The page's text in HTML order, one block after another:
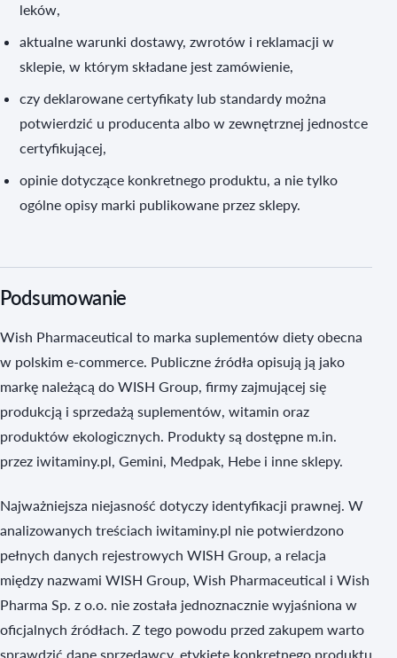
leków,
aktualne warunki dostawy, zwrotów i reklamacji w
sklepie, w którym składane jest zamówienie,
czy deklarowane certyfikaty lub standardy można
potwierdzić u producenta albo w zewnętrznej jednostce
certyfikującej,
opinie dotyczące konkretnego produktu, a nie tylko
ogólne opisy marki publikowane przez sklepy.
Podsumowanie
Wish Pharmaceutical to marka suplementów diety obecna
w polskim e-commerce. Publiczne źródła opisują ją jako
markę należącą do WISH Group, firmy zajmującej się
produkcją i sprzedażą suplementów, witamin oraz
produktów ekologicznych. Produkty są dostępne m.in.
przez iwitaminy.pl, Gemini, Medpak, Hebe i inne sklepy.
Najważniejsza niejasność dotyczy identyfikacji prawnej. W
analizowanych treściach iwitaminy.pl nie potwierdzono
pełnych danych rejestrowych WISH Group, a relacja
między nazwami WISH Group, Wish Pharmaceutical i Wish
Pharma Sp. z o.o. nie została jednoznacznie wyjaśniona w
oficjalnych źródłach. Z tego powodu przed zakupem warto
sprawdzić dane sprzedawcy, etykietę konkretnego produktu